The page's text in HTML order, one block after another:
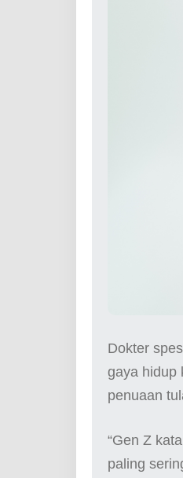
Dokter
gaya hidup
penuaan
“Gen Z
paling